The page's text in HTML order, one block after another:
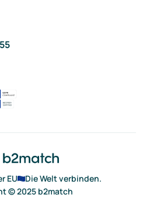
EU
Die Welt verbinden.
© 2025 b2match